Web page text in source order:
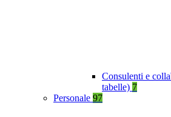
Consulenti e
tabelle) 7
Personale 97